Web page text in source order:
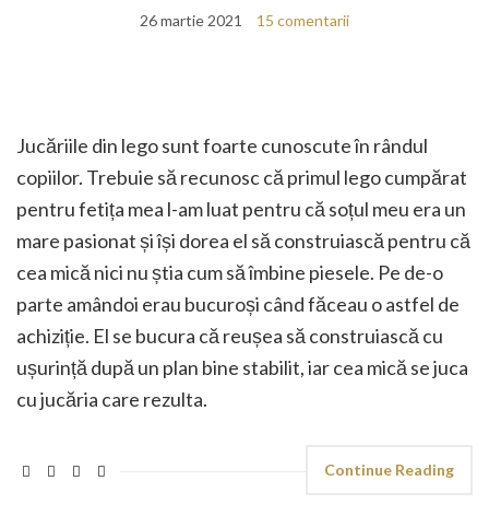
26 martie 2021 15 comentarii
Jucăriile din lego sunt foarte cunoscute în rândul
copiilor. Trebuie să recunosc că primul lego cumpărat
pentru fetița mea l-am luat pentru că soțul meu era un
mare pasionat și își dorea el să construiască pentru că
cea mică nici nu știa cum să îmbine piesele. Pe de-o
parte amândoi erau bucuroși când făceau o astfel de
achiziție. El se bucura că reușea să construiască cu
ușurință după un plan bine stabilit, iar cea mică se juca
cu jucăria care rezulta.
Continue Reading